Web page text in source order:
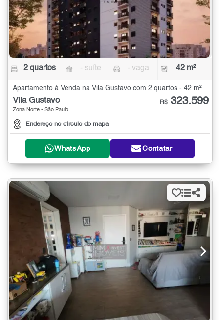
2 quartos - suíte - vaga 42 m²
Apartamento à Venda na Vila Gustavo com 2 quartos - 42 m²
Vila Gustavo
Zona Norte - São Paulo
Endereço no círculo do mapa
R$ 323.599
WhatsApp Contatar